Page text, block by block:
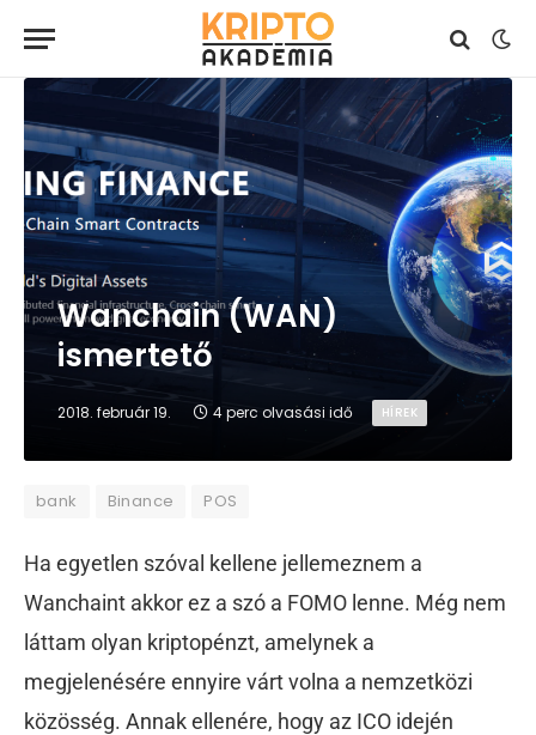
Wanchain (WAN)
ismertető
2018. február 19. 4 perc olvasási idő HÍREK
bank Binance POS
Ha egyetlen szóval kellene jellemeznem a
Wanchaint akkor ez a szó a FOMO lenne. Még nem
láttam olyan kriptopénzt, amelynek a
megjelenésére ennyire várt volna a nemzetközi
közösség. Annak ellenére, hogy az ICO idején